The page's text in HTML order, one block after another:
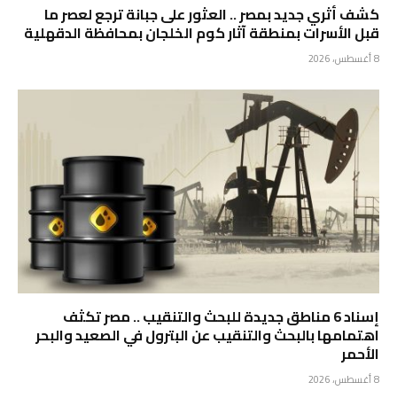
كشف أثري جديد بمصر .. ⁠العثور على جبانة ترجع لعصر ما
قبل الأسرات بمنطقة آثار كوم الخلجان بمحافظة الدقهلية
8 أغسطس، 2026
إسناد 6 مناطق جديدة للبحث والتنقيب .. مصر تكثف
اهتمامها بالبحث والتنقيب عن البترول في الصعيد والبحر
الأحمر
8 أغسطس، 2026